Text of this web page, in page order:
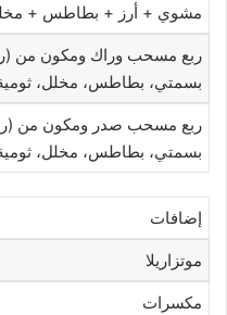
مشوي + أرز + بطاطس +
ربع مسحب وراك ومكون من
بسمتي، بطاطس، مخلل،
ربع مسحب صدر ومكون من
بسمتي، بطاطس، مخلل،
إضافات
موتزاريلا
مكسرات